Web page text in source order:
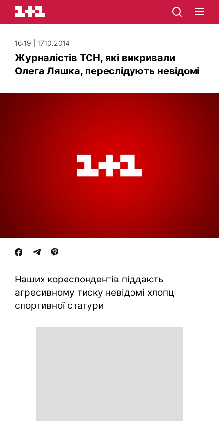
16:19 | 17.10.2014
Журналістів ТСН, які викривали
Олега Ляшка, переслідують невідомі
Наших кореспондентів піддають
агресивному тиску невідомі хлопці
спортивної статури